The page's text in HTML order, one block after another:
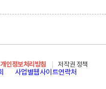
개인정보처리방침
저작권 정책
사업별웹사이트연락처